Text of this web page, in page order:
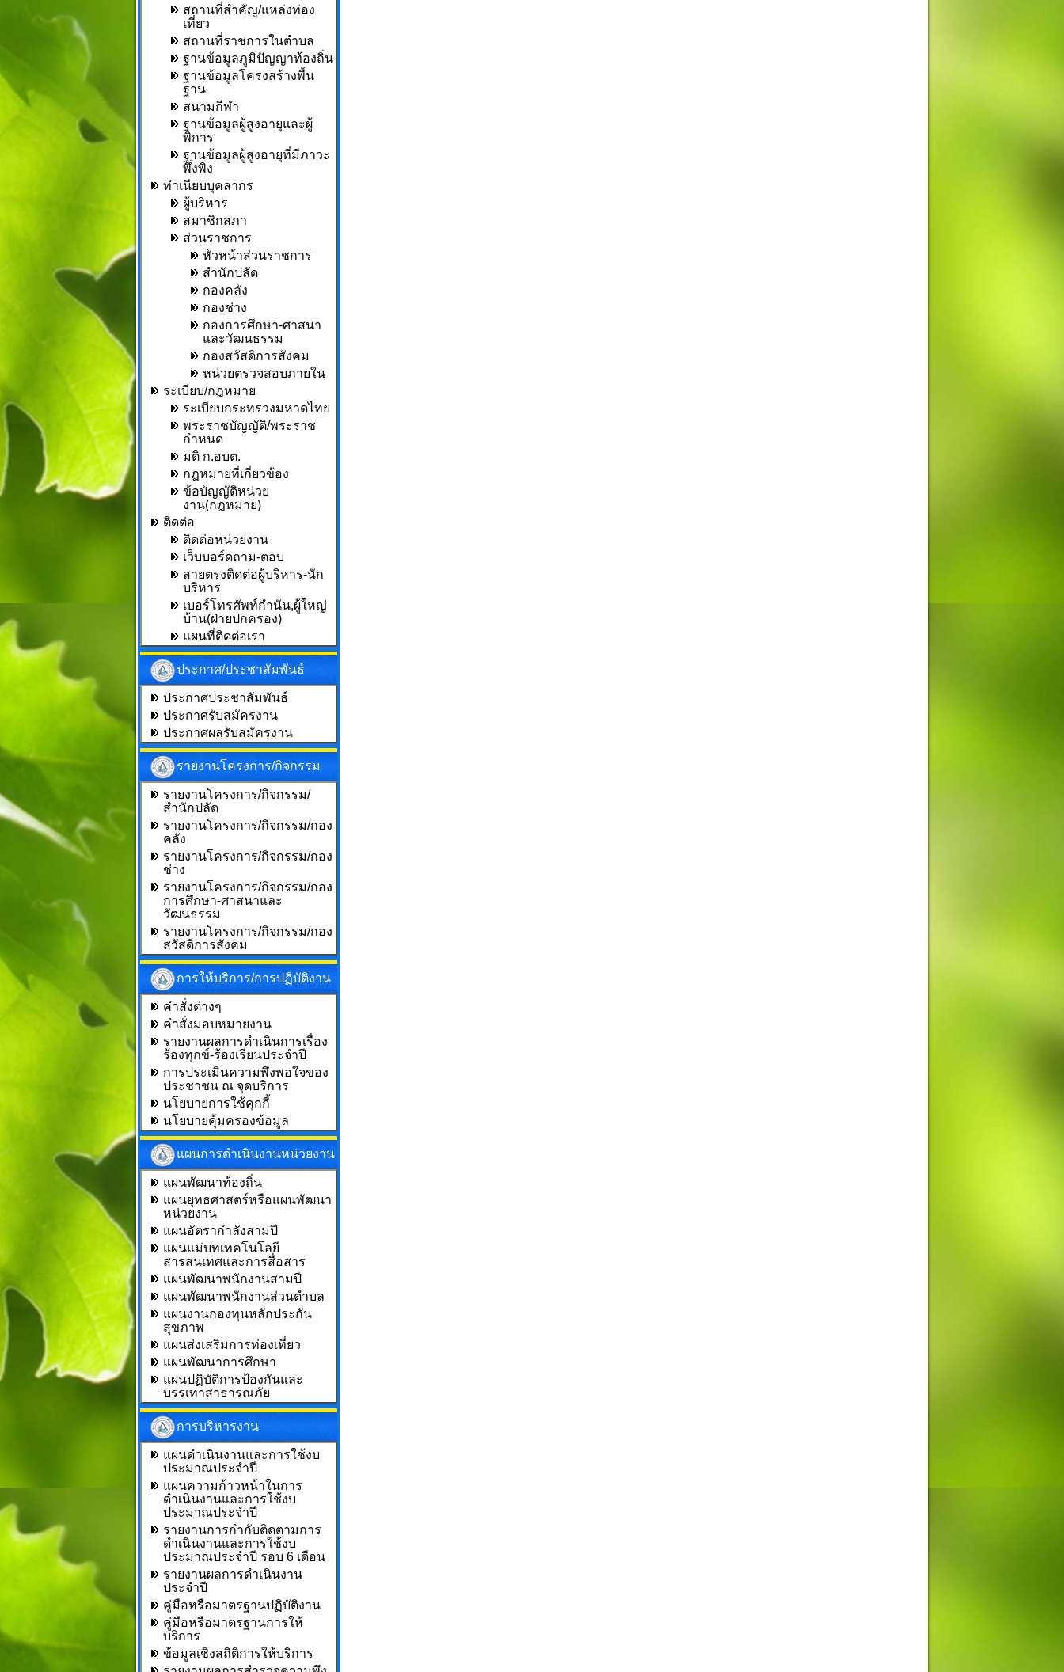
สถานที่สำคัญ/แหล่งท่อง
เที่ยว
สถานที่ราชการในตำบล
ฐานข้อมูลภูมิปัญญาท้องถิ่น
ฐานข้อมูลโครงสร้างพื้น
ฐาน
สนามกีฬา
ฐานข้อมูลผู้สูงอายุและผู้
พิการ
ฐานข้อมูลผู้สูงอายุที่มีภาวะ
พึ่งพิง
ทำเนียบบุคลากร
ผู้บริหาร
สมาชิกสภา
ส่วนราชการ
หัวหน้าส่วนราชการ
สำนักปลัด
กองคลัง
กองช่าง
กองการศึกษา-ศาสนา
และวัฒนธรรม
กองสวัสดิการสังคม
หน่วยตรวจสอบภายใน
ระเบียบ/กฎหมาย
ระเบียบกระทรวงมหาดไทย
พระราชบัญญัติ/พระราช
กำหนด
มติ ก.อบต.
กฎหมายที่เกี่ยวข้อง
ข้อบัญญัติหน่วย
งาน(กฎหมาย)
ติดต่อ
ติดต่อหน่วยงาน
เว็บบอร์ดถาม-ตอบ
สายตรงติดต่อผู้บริหาร-นัก
บริหาร
เบอร์โทรศัพท์กำนัน,ผู้ใหญ่
บ้าน(ฝ่ายปกครอง)
แผนที่ติดต่อเรา
ประกาศ/ประชาสัมพันธ์
ประกาศประชาสัมพันธ์
ประกาศรับสมัครงาน
ประกาศผลรับสมัครงาน
รายงานโครงการ/กิจกรรม
รายงานโครงการ/กิจกรรม/
สำนักปลัด
รายงานโครงการ/กิจกรรม/กอง
คลัง
รายงานโครงการ/กิจกรรม/กอง
ช่าง
รายงานโครงการ/กิจกรรม/กอง
การศึกษา-ศาสนาและ
วัฒนธรรม
รายงานโครงการ/กิจกรรม/กอง
สวัสดิการสังคม
การให้บริการ/การปฏิบัติงาน
คำสั่งต่างๆ
คำสั่งมอบหมายงาน
รายงานผลการดำเนินการเรื่อง
ร้องทุกข์-ร้องเรียนประจำปี
การประเมินความพึงพอใจของ
ประชาชน ณ จุดบริการ
นโยบายการใช้คุกกี้
นโยบายคุ้มครองข้อมูล
แผนการดำเนินงานหน่วยงาน
แผนพัฒนาท้องถิ่น
แผนยุทธศาสตร์หรือแผนพัฒนา
หน่วยงาน
แผนอัตรากำลังสามปี
แผนแม่บทเทคโนโลยี
สารสนเทศและการสื่อสาร
แผนพัฒนาพนักงานสามปี
แผนพัฒนาพนักงานส่วนตำบล
แผนงานกองทุนหลักประกัน
สุขภาพ
แผนส่งเสริมการท่องเที่ยว
แผนพัฒนาการศึกษา
แผนปฏิบัติการป้องกันและ
บรรเทาสาธารณภัย
การบริหารงาน
แผนดำเนินงานและการใช้งบ
ประมาณประจำปี
แผนความก้าวหน้าในการ
ดำเนินงานและการใช้งบ
ประมาณประจำปี
รายงานการกำกับติดตามการ
ดำเนินงานและการใช้งบ
ประมาณประจำปี รอบ 6 เดือน
รายงานผลการดำเนินงาน
ประจำปี
คู่มือหรือมาตรฐานปฏิบัติงาน
คู่มือหรือมาตรฐานการให้
บริการ
ข้อมูลเชิงสถิติการให้บริการ